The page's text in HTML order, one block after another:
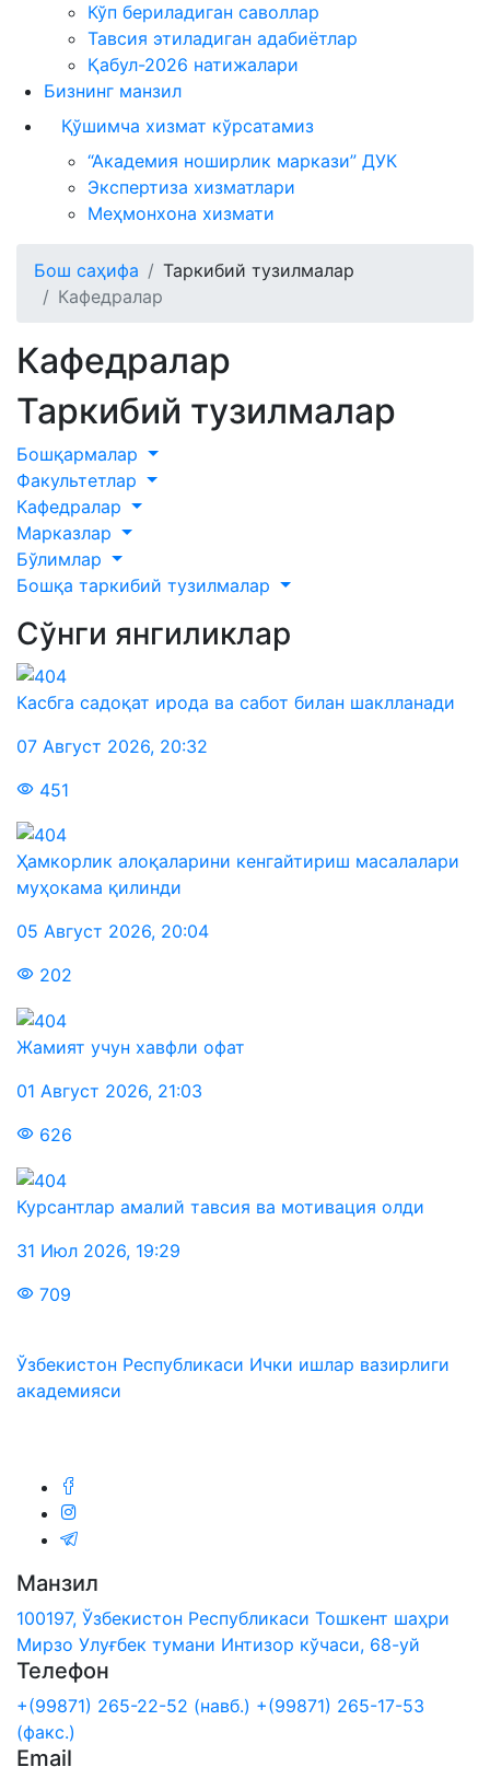
Кўп бериладиган саволлар
Тавсия этиладиган адабиётлар
Қабул-2026 натижалари
Бизнинг манзил
Қўшимча хизмат кўрсатамиз
“Академия ноширлик маркази” ДУК
Экспертиза хизматлари
Меҳмонхона хизмати
Бош саҳифа
Таркибий тузилмалар
Кафедралар
Кафедралар
Таркибий тузилмалар
Бошқармалар
Факультетлар
Кафедралар
Марказлар
Бўлимлар
Бошқа таркибий тузилмалар
Сўнги янгиликлар
Касбга садоқат ирода ва сабот билан шаклланади
07 Август 2026, 20:32
451
Ҳамкорлик алоқаларини кенгайтириш масалалари
муҳокама қилинди
05 Август 2026, 20:04
202
Жамият учун хавфли офат
01 Август 2026, 21:03
626
Курсантлар амалий тавсия ва мотивация олди
31 Июл 2026, 19:29
709
Ўзбекистон Республикаси Ички ишлар вазирлиги
академияси
Манзил
100197, Ўзбекистон Республикаси Тошкент шаҳри
Мирзо Улуғбек тумани Интизор кўчаси, 68-уй
Телефон
+(99871) 265-22-52 (навб.) +(99871) 265-17-53
(факс.)
Email